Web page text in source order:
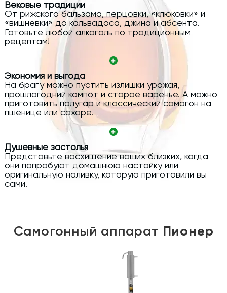
Вековые традиции
От рижского бальзама, перцовки, «клюковки» и
«вишневки» до кальвадоса, джина и абсента.
Готовьте любой алкоголь по традиционным
рецептам!
Экономия и выгода
На брагу можно пустить излишки урожая,
прошлогодний компот и старое варенье. А можно
приготовить полугар и классический самогон на
пшенице или сахаре.
Душевные застолья
Представьте восхищение ваших близких, когда
они попробуют домашнюю настойку или
оригинальную наливку, которую приготовили вы
сами.
Самогонный аппарат Пионер